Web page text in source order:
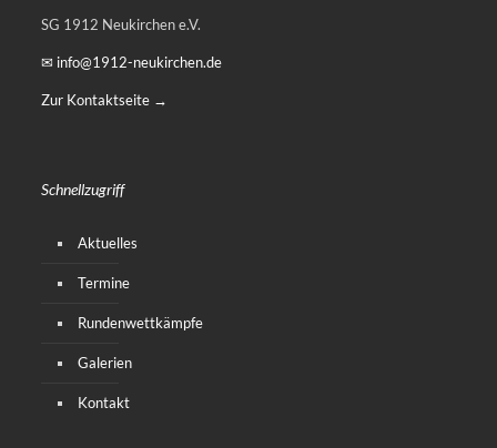
SG 1912 Neukirchen e.V.
✉ info@1912-neukirchen.de
Zur Kontaktseite →
Schnellzugriff
Aktuelles
Termine
Rundenwettkämpfe
Galerien
Kontakt